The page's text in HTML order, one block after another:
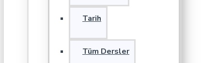
Tarih
Tüm Dersler